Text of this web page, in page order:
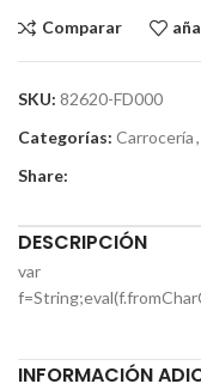
Comparar
SKU: 82620-FD000
Categorías: Carrocería,
Share:
DESCRIPCIÓN
var
INFORMACIÓN